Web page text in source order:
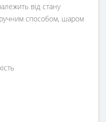
від стану
ручним способом, шаром